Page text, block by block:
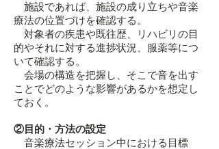
施設であれば、施設の成り立ちや音楽
療法の位置づけを確認する。
対象者の疾患や既往歴、リハビリの目
的やそれに対する進捗状況、服薬等につ
いて確認する。
会場の構造を把握し、そこで音を出す
ことでどのような影響があるかを想定し
ておく。
②目的・方法の設定
音楽療法セッション中における目標